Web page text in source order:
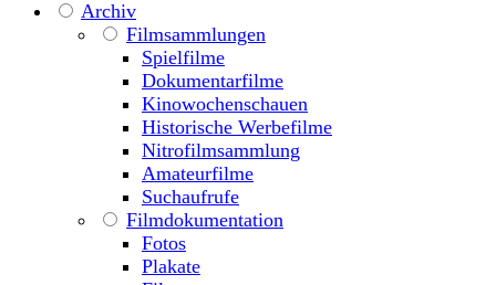
Archiv
Filmsammlungen
Spielfilme
Dokumentarfilme
Kinowochenschauen
Historische Werbefilme
Nitrofilmsammlung
Amateurfilme
Suchaufrufe
Filmdokumentation
Fotos
Plakate